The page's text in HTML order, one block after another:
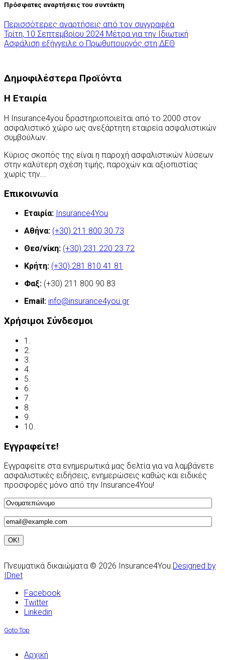
Πρόσφατες αναρτήσεις του συντάκτη
Περισσότερες αναρτήσεις από τον συγγραφέα
Τρίτη, 10 Σεπτεμβρίου 2024 Μέτρα για την Ιδιωτική
Ασφάλιση εξήγγειλε ο Πρωθυπουργός στη ΔΕΘ
Δημοφιλέστερα Προϊόντα
Η Εταιρία
Η Insurance4you δραστηριοποιείται από το 2000 στον
ασφαλιστικό χώρο ως ανεξάρτητη εταιρεία ασφαλιστικών
συμβούλων.
Κύριος σκοπός της είναι η παροχή ασφαλιστικών λύσεων
στην καλύτερη σχέση τιμής, παροχών και αξιοπιστίας
χωρίς την...
Επικοινωνία
Εταιρία: Insurance4You
Αθήνα: (+30) 211 800 30 73
Θεσ/νίκη: (+30) 231 220 23 72
Κρήτη: (+30) 281 810 41 81
Φαξ: (+30) 211 800 90 83
Email: info@insurance4you.gr
Χρήσιμοι Σύνδεσμοι
1.
2.
3.
4.
5.
6.
7.
8.
9.
10.
Εγγραφείτε!
Εγγραφείτε στα ενημερωτικά μας δελτία για να λαμβάνετε
ασφαλιστικές ειδήσεις, ενημερώσεις καθώς και ειδικές
προσφορές μόνο από την Insurance4You!
Πνευματικά δικαιώματα © 2026 Insurance4You.Designed by
IDnet
Facebook
Twitter
Linkedin
Goto Top
Αρχική